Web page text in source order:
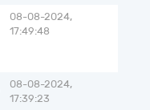
08-08-2024,
17:49:48
08-08-2024,
17:39:23